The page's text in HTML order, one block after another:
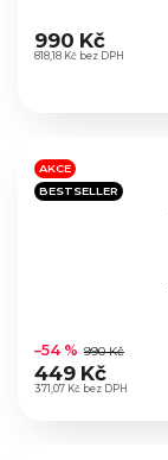
hodnocení
produktu
hvězdiček.
818,18 Kč bez DPH
990 Kč
AKCE
BESTSELLER
hodnocení
produktu
je
371,07 Kč bez DPH
–54 % 990 Kč
449 Kč